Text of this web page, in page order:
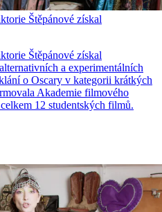
Štěpánové získal
Štěpánové získal
a experimentálních
o Oscary v kategorii krátkých
Akademie filmového
12 studentských filmů.